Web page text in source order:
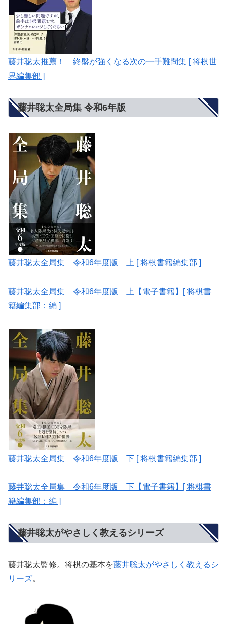
藤井聡太推薦！ 終盤が強くなる次の一手難問集 [ 将棋世
界編集部 ]
藤井聡太全局集 令和6年版
藤井聡太全局集 令和6年度版 上 [ 将棋書籍編集部 ]
藤井聡太全局集 令和6年度版 上【電子書籍】[ 将棋書
籍編集部：編 ]
藤井聡太全局集 令和6年度版 下 [ 将棋書籍編集部 ]
藤井聡太全局集 令和6年度版 下【電子書籍】[ 将棋書
籍編集部：編 ]
藤井聡太がやさしく教えるシリーズ
藤井聡太監修。将棋の基本を藤井聡太がやさしく教えるシ
リーズ。